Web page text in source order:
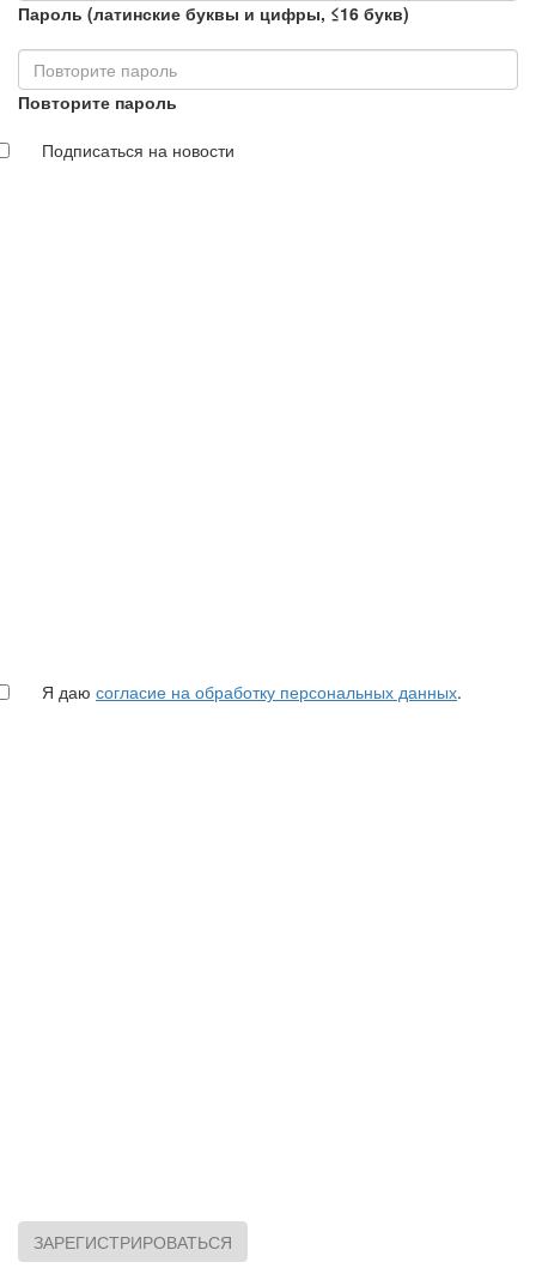
Пароль (латинские буквы и цифры, ≤16 букв)
Повторите пароль
Подписаться на новости
Я даю согласие на обработку персональных данных.
ЗАРЕГИСТРИРОВАТЬСЯ